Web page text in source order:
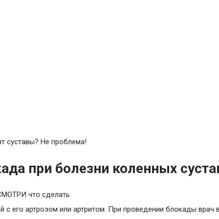
суставы? Не проблема!
при болезни коленных
что сделать
с его артрозом или артритом. При проведении блокады врач в